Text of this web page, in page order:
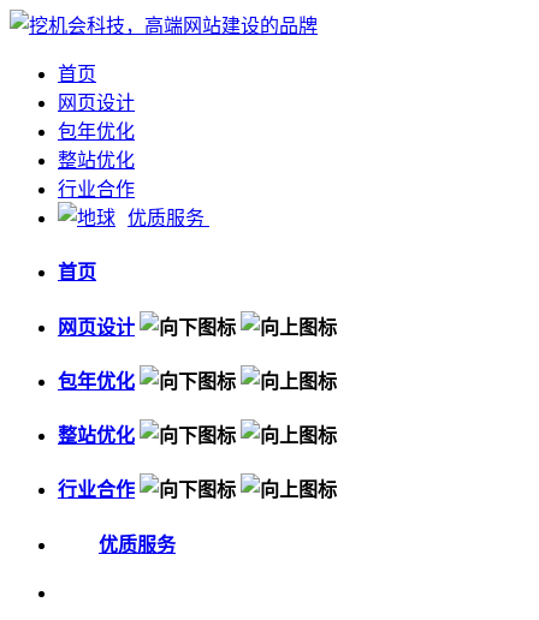
首页
网页设计
包年优化
整站优化
行业合作
优质服务
首页
网页设计
包年优化
整站优化
行业合作
优质服务